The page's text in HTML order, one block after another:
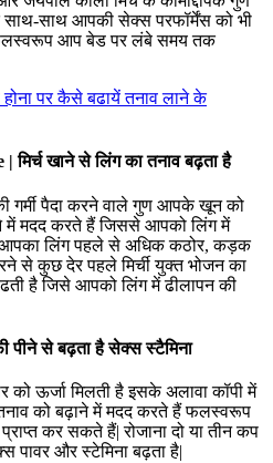
साथ आपकी सेक्स परफॉर्मेंस को भी
आप बेड पर लंबे समय तक
पर कैसे बढायें तनाव लाने के
खाने से लिंग का तनाव बढ़ता है
की गर्मी पैदा करने वाले गुण आपके खून को
मदद करते हैं जिससे आपको लिंग में
लिंग पहले से अधिक कठोर, कड़क
से कुछ देर पहले मिर्ची युक्त भोजन का
है जिसे आपको लिंग में ढीलापन की
पीने से बढ़ता है सेक्स स्टैमिना
ऊर्जा मिलती है इसके अलावा कॉपी में
को बढ़ाने में मदद करते हैं फलस्वरूप
कर सकते हैं| रोजाना दो या तीन कप
और स्टेमिना बढ़ता है|